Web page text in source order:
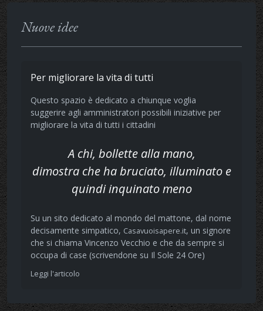
Nuove idee
Per migliorare la vita di tutti
Questo spazio è dedicato a chiunque voglia
suggerire agli amministratori possibili iniziative per
migliorare la vita di tutti i cittadini
A chi, bollette alla mano,
dimostra che ha bruciato, illuminato e
quindi inquinato meno
Su un sito dedicato al mondo del mattone, dal nome
decisamente simpatico, Casavuoisapere.it, un signore
che si chiama Vincenzo Vecchio e che da sempre si
occupa di case (scrivendone su Il Sole 24 Ore)
Leggi l'articolo